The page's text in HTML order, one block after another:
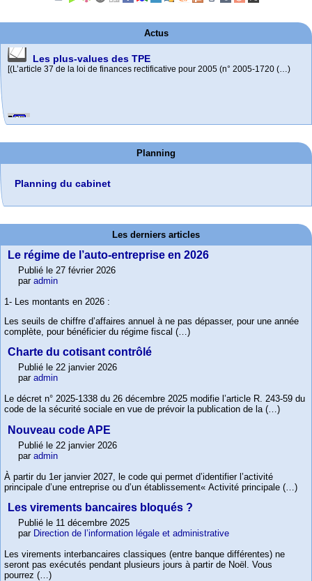
Actus
[(L’article 37 de la loi de finances rectificative pour 2005 (n° 2005-1720 (…)
Info sur le cumul emploi-retraite du régime général et des régimes (…)
Planning
Planning du cabinet
Les derniers articles
Le régime de l’auto-entreprise en 2026
Publié le 27 février 2026
par admin
1- Les montants en 2026 :
Les seuils de chiffre d’affaires annuel à ne pas dépasser, pour une année
complète, pour bénéficier du régime fiscal (…)
Charte du cotisant contrôlé
Publié le 22 janvier 2026
par admin
Le décret n° 2025-1338 du 26 décembre 2025 modifie l’article R. 243-59 du
code de la sécurité sociale en vue de prévoir la publication de la (…)
Nouveau code APE
Publié le 22 janvier 2026
par admin
À partir du 1er janvier 2027, le code qui permet d’identifier l’activité
principale d’une entreprise ou d’un établissement« Activité principale (…)
Les virements bancaires bloqués ?
Publié le 11 décembre 2025
par Direction de l’information légale et administrative
Les virements interbancaires classiques (entre banque différentes) ne
seront pas exécutés pendant plusieurs jours à partir de Noël. Vous
pourrez (…)